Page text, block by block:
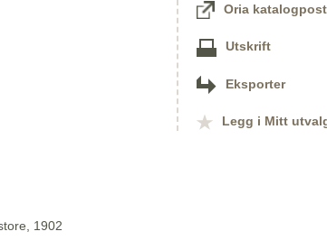
1902
Oria katalogpost
Utskrift
Eksporter
Legg i Mitt